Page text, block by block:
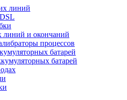
линий
линий и окончаний
процессов
батарей
батарей